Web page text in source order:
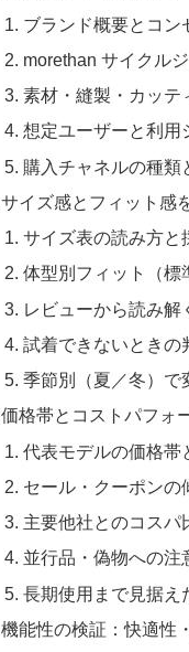
ブランド概要とコン
morethan サイクル
素材・縫製・カッテ
想定ユーザーと利用
購入チャネルの種類
サイズ感とフィット感
サイズ表の読み方と
体型別フィット（標
レビューから読み解
試着できないときの
季節別（夏／冬）で
価格帯とコストパフォ
代表モデルの価格帯
セール・クーポンの
主要他社とのコスパ
並行品・偽物への注
長期使用まで見据え
機能性の検証：快適性